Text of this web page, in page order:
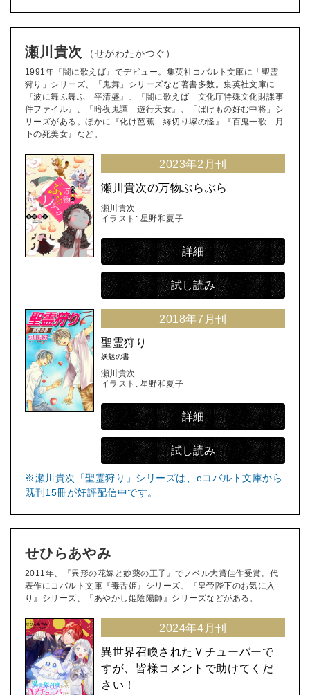
瀬川貴次 （せがわたかつぐ）
1991年『闇に歌えば』でデビュー。集英社コバルト文庫に「聖霊
狩り」シリーズ、「鬼舞」シリーズなど著書多数。集英社文庫に
『波に舞ふ舞ふ 平清盛』、『闇に歌えば 文化庁特殊文化財課事
件ファイル』、『暗夜鬼譚 遊行天女』、「ばけもの好む中将」シ
リーズがある。ほかに『化け芭蕉 縁切り塚の怪』『百鬼一歌 月
下の死美女』など。
2023年2月刊
瀬川貴次の万物ぶらぶら
瀬川貴次
イラスト: 星野和夏子
詳細
試し読み
2018年7月刊
聖霊狩り
妖魅の書
瀬川貴次
イラスト: 星野和夏子
詳細
試し読み
※瀬川貴次「聖霊狩り」シリーズは、eコバルト文庫から
既刊15冊が好評配信中です。
せひらあやみ
2011年、『異形の花嫁と妙薬の王子』でノベル大賞佳作受賞。代
表作にコバルト文庫『毒舌姫』シリーズ、『皇帝陛下のお気に入
り』シリーズ、『あやかし姫陰陽師』シリーズなどがある。
2024年4月刊
異世界召喚されたＶチューバーで
すが、皆様コメントで助けてくだ
さい！